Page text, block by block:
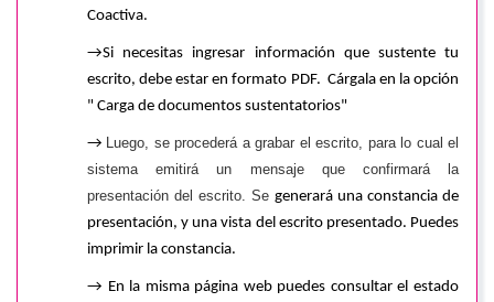
Coactiva.
→Si necesitas ingresar información que sustente tu
escrito, debe estar en formato PDF. Cárgala en la opción
" Carga de documentos sustentatorios"
→ Luego, se procederá a grabar el escrito, para lo cual el
sistema emitirá un mensaje que confirmará la
presentación del escrito. Se generará una constancia de
presentación, y una vista del escrito presentado. Puedes
imprimir la constancia.
→ En la misma página web puedes consultar el estado